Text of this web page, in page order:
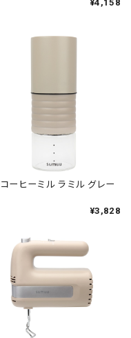
¥4,158
ーヒーミル ラミル グレー
¥3,828